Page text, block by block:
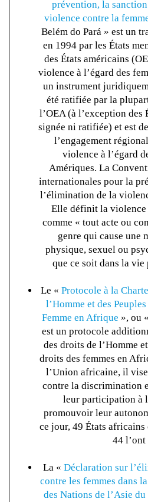
prévention, la
violence contre la
Belém do Pará » est un
en 1994 par les États
des États américains
violence à l’égard des
un instrument
été ratifiée par la
l’OEA (à l’exception
signée ni ratifiée) et est
l’engagement
violence à l’égard
Amériques. La
internationales pour la
l’élimination de la
Elle définit la violence
comme « tout acte ou
genre qui cause une
physique, sexuel ou
que ce soit dans la
Le « Protocole à la
l’Homme et des
Femme en Afrique », ou
est un protocole
des droits de l’Homme
droits des femmes en
l’Union africaine, il
contre la discrimination
leur participation à
promouvoir leur
ce jour, 49 États
44
La « Déclaration sur
contre les femmes dans
des Nations de l’Asie du